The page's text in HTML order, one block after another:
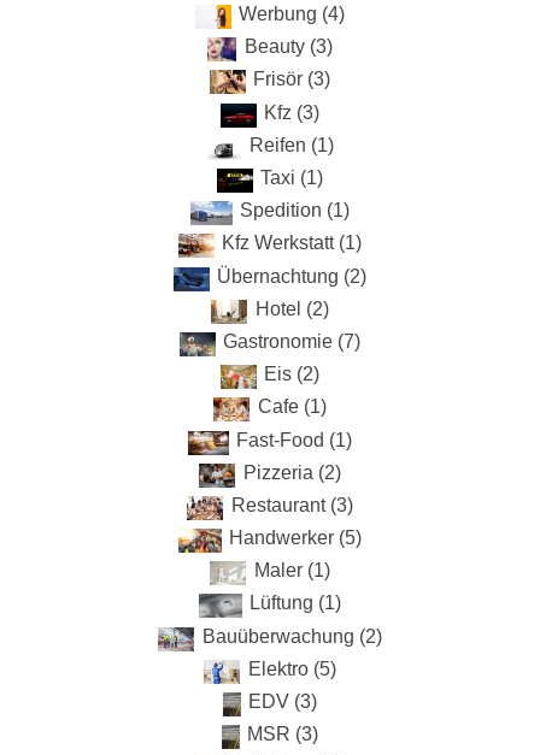
Werbung (4)
Beauty (3)
Frisör (3)
Kfz (3)
Reifen (1)
Taxi (1)
Spedition (1)
Kfz Werkstatt (1)
Übernachtung (2)
Hotel (2)
Gastronomie (7)
Eis (2)
Cafe (1)
Fast-Food (1)
Pizzeria (2)
Restaurant (3)
Handwerker (5)
Maler (1)
Lüftung (1)
Bauüberwachung (2)
Elektro (5)
EDV (3)
MSR (3)